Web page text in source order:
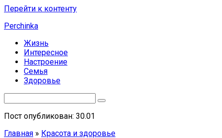
Перейти к контенту
Perchinka
Жизнь
Интересное
Настроение
Семья
Здоровье
Пост опубликован: 30.01
Главная » Красота и здоровье